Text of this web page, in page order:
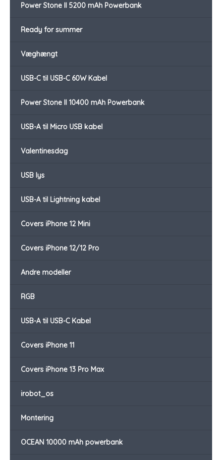
Power Stone II 5200 mAh Powerbank
Ready for summer
Væghængt
USB-C til USB-C 60W Kabel
Power Stone II 10400 mAh Powerbank
USB-A til Micro USB kabel
Valentinesdag
USB lys
USB-A til Lightning kabel
Covers iPhone 12 Mini
Covers iPhone 12/12 Pro
Andre modeller
RGB
USB-A til USB-C Kabel
Covers iPhone 11
Covers iPhone 13 Pro Max
irobot_os
Montering
OCEAN 10000 mAh powerbank